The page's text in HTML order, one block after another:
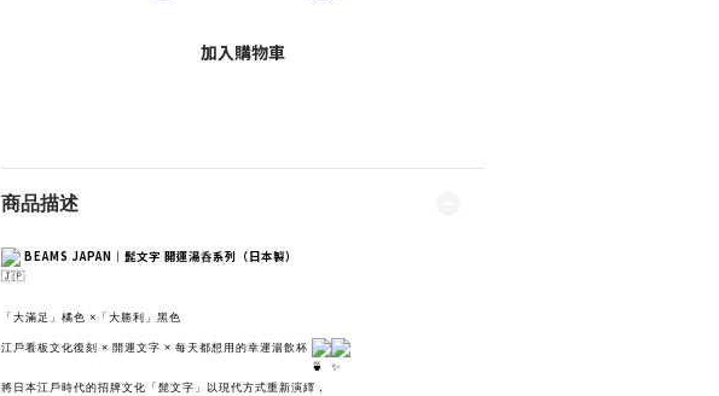
加入購物車
商品描述
BEAMS JAPAN｜髭文字 開運湯呑系列（日本製）
「大滿足」橘色 ×「大勝利」黑色
江戶看板文化復刻 × 開運文字 × 每天都想用的幸運湯飲杯
將日本江戶時代的招牌文化「髭文字」以現代方式重新演繹，